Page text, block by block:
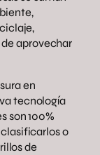
aprovechar
en
tecnología
son 100%
o
de